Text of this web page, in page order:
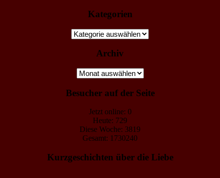
Kategorien
Kategorien
Archiv
Archiv
Besucher auf der Seite
Jetzt online: 0
Heute: 729
Diese Woche: 3819
Gesamt: 1730240
Kurzgeschichten über die Liebe